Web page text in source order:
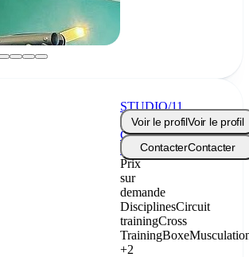
STUDIO/11
-
Collonge-
Bellerive
Prix
sur
demande
DisciplinesCircuit
trainingCross
TrainingBoxe
+2
Voir le profilVoir le profil
ContacterContacter